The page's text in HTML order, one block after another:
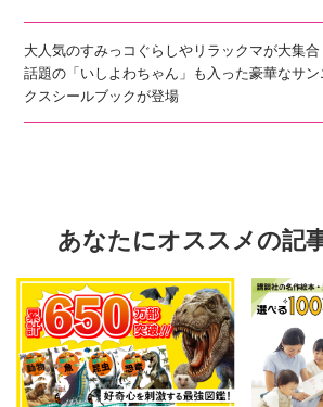
大人気のすみっコぐらしやリラックマが大集
話題の「いしよわちゃん」も入った豪華なサン
クスシールブックが登場
あなたにオススメの記